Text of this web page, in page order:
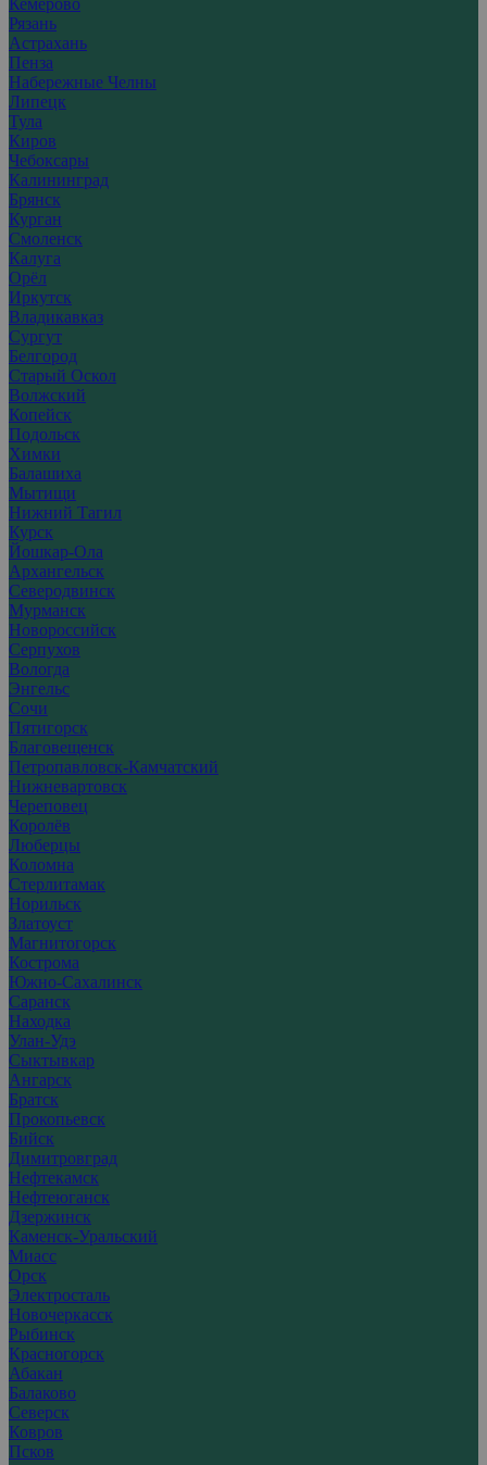
Кемерово
Рязань
Астрахань
Пенза
Набережные Челны
Липецк
Тула
Киров
Чебоксары
Калининград
Брянск
Курган
Смоленск
Калуга
Орёл
Иркутск
Владикавказ
Сургут
Белгород
Старый Оскол
Волжский
Копейск
Подольск
Химки
Балашиха
Мытищи
Нижний Тагил
Курск
Йошкар-Ола
Архангельск
Северодвинск
Мурманск
Новороссийск
Серпухов
Вологда
Энгельс
Сочи
Пятигорск
Благовещенск
Петропавловск-Камчатский
Нижневартовск
Череповец
Королёв
Люберцы
Коломна
Стерлитамак
Норильск
Златоуст
Магнитогорск
Кострома
Южно-Сахалинск
Саранск
Находка
Улан-Удэ
Сыктывкар
Ангарск
Братск
Прокопьевск
Бийск
Димитровград
Нефтекамск
Нефтеюганск
Дзержинск
Каменск-Уральский
Миасс
Орск
Электросталь
Новочеркасск
Рыбинск
Красногорск
Абакан
Балаково
Северск
Ковров
Псков